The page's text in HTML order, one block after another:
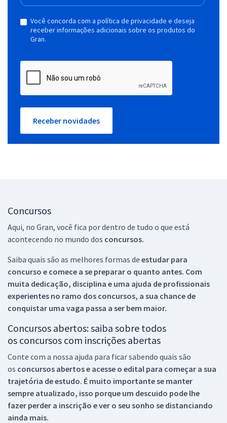
Você concorda com a política de privacidade e deseja
receber informações adicionais sobre os produtos do
Gran.
Receber novidades
Concursos
Aqui, no Gran, você fica por dentro de tudo o que está
acontecendo no mundo dos concursos.
Saiba quais são as melhores formas de estudar para
concurso e comece a se preparar o quanto antes. Com
muita dedicação, disciplina e uma ajuda de profissionais
experientes no ramo dos concursos, a sua chance de
conquistar uma vaga passa a ser bem maior.
Concursos abertos: saiba sobre todos
os concursos com inscrições abertas
Conte com a nossa ajuda para ficar sabendo quais são
os concursos abertos e acesse o edital para começar a sua
trajetória de estudo. É muito importante se manter
sempre atualizado, isso porque um descuido pode lhe
fazer perder a inscrição e ver o seu sonho se distanciando
ainda mais.